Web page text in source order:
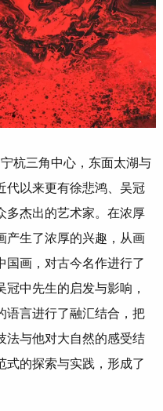
杭三角中心，东面太湖与
代以来更有徐悲鸿、吴冠
多杰出的艺术家。在浓厚
产生了浓厚的兴趣，从画
国画，对古今名作进行了
中先生的启发与影响，
语言进行了融汇结合，把
法与他对大自然的感受结
式的探索与实践，形成了